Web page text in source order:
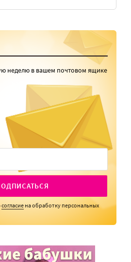
неделю в вашем почтовом ящике
согласие на обработку персональных